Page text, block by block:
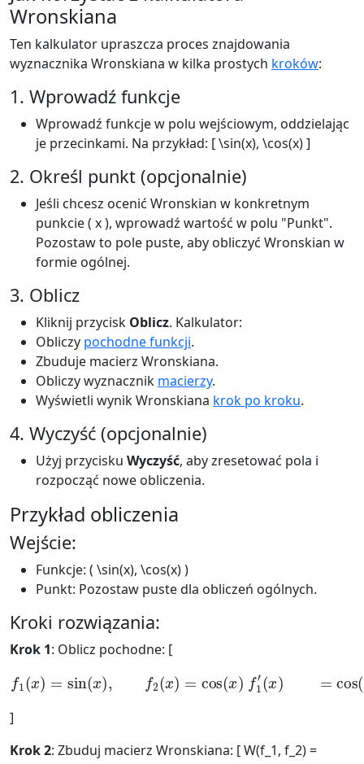
Wronskiana
Ten kalkulator upraszcza proces znajdowania
wyznacznika Wronskiana w kilka prostych kroków:
1. Wprowadź funkcje
Wprowadź funkcje w polu wejściowym, oddzielając
je przecinkami. Na przykład: [ \sin(x), \cos(x) ]
2. Określ punkt (opcjonalnie)
Jeśli chcesz ocenić Wronskian w konkretnym
punkcie ( x ), wprowadź wartość w polu "Punkt".
Pozostaw to pole puste, aby obliczyć Wronskian w
formie ogólnej.
3. Oblicz
Kliknij przycisk Oblicz. Kalkulator:
Obliczy pochodne funkcji.
Zbuduje macierz Wronskiana.
Obliczy wyznacznik macierzy.
Wyświetli wynik Wronskiana krok po kroku.
4. Wyczyść (opcjonalnie)
Użyj przycisku Wyczyść, aby zresetować pola i
rozpocząć nowe obliczenia.
Przykład obliczenia
Wejście:
Funkcje: ( \sin(x), \cos(x) )
Punkt: Pozostaw puste dla obliczeń ogólnych.
Kroki rozwiązania:
Krok 1: Oblicz pochodne: [
f )=sin( x) =cos x) f1′(x =cos
(x )=− (x)
]
Krok 2: Zbuduj macierz Wronskiana: [ W(f_1, f_2) =